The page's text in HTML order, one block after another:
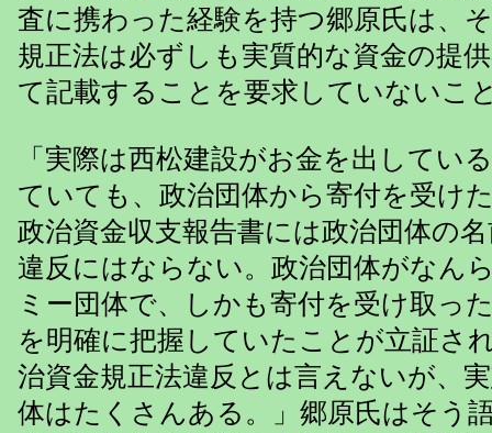
査に携わった経験を持つ郷原氏は、
規正法は必ずしも実質的な資金の提
て記載することを要求していないこ
「実際は西松建設がお金を出してい
ていても、政治団体から寄付を受け
政治資金収支報告書には政治団体の
違反にはならない。政治団体がなん
ミー団体で、しかも寄付を受け取っ
を明確に把握していたことが立証さ
治資金規正法違反とは言えないが、
体はたくさんある。」郷原氏はそう